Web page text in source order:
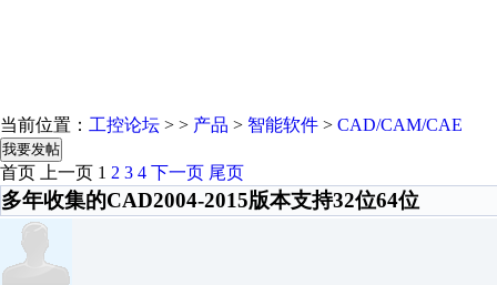
当前位置： 工控论坛 > > 产品 > 智能软件 > CAD/CAM/CAE
我要发帖
首页 上一页 1 2 3 4 下一页 尾页
多年收集的CAD2004-2015版本支持32位64位